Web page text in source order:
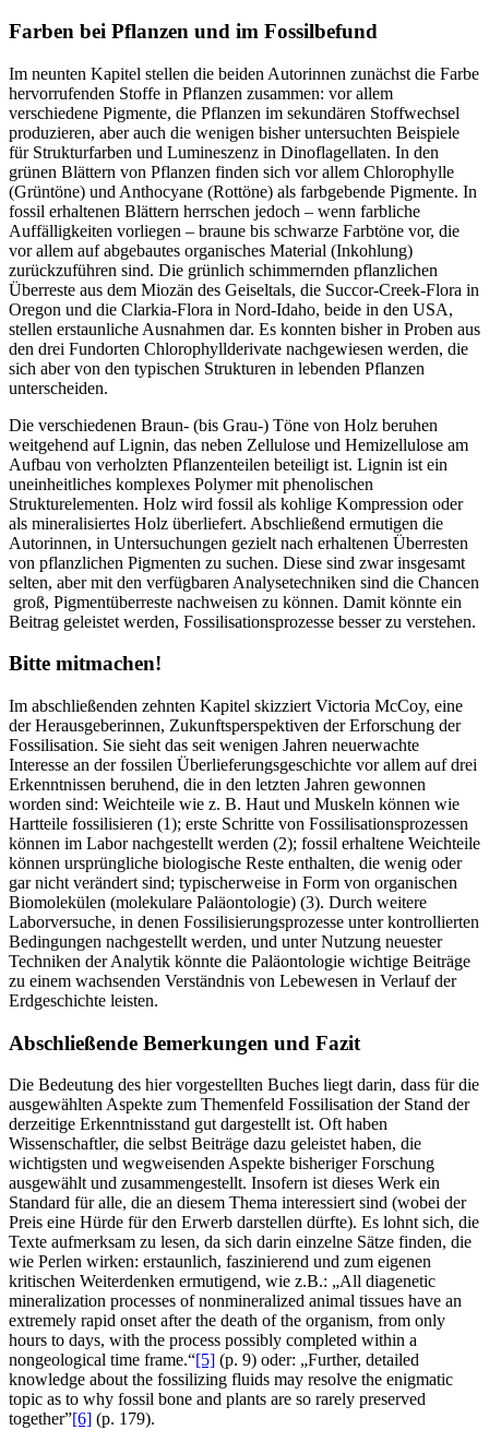
Farben bei Pflanzen und im Fossilbefund
Im neunten Kapitel stellen die beiden Autorinnen zunächst die Farbe
hervorrufenden Stoffe in Pflanzen zusammen: vor allem
verschiedene Pigmente, die Pflanzen im sekundären Stoffwechsel
produzieren, aber auch die wenigen bisher untersuchten Beispiele
für Strukturfarben und Lumineszenz in Dinoflagellaten. In den
grünen Blättern von Pflanzen finden sich vor allem Chlorophylle
(Grüntöne) und Anthocyane (Rottöne) als farbgebende Pigmente. In
fossil erhaltenen Blättern herrschen jedoch – wenn farbliche
Auffälligkeiten vorliegen – braune bis schwarze Farbtöne vor, die
vor allem auf abgebautes organisches Material (Inkohlung)
zurückzuführen sind. Die grünlich schimmernden pflanzlichen
Überreste aus dem Miozän des Geiseltals, die Succor-Creek-Flora in
Oregon und die Clarkia-Flora in Nord-Idaho, beide in den USA,
stellen erstaunliche Ausnahmen dar. Es konnten bisher in Proben aus
den drei Fundorten Chlorophyllderivate nachgewiesen werden, die
sich aber von den typischen Strukturen in lebenden Pflanzen
unterscheiden.
Die verschiedenen Braun- (bis Grau-) Töne von Holz beruhen
weitgehend auf Lignin, das neben Zellulose und Hemizellulose am
Aufbau von verholzten Pflanzenteilen beteiligt ist. Lignin ist ein
uneinheitliches komplexes Polymer mit phenolischen
Strukturelementen. Holz wird fossil als kohlige Kompression oder
als mineralisiertes Holz überliefert. Abschließend ermutigen die
Autorinnen, in Untersuchungen gezielt nach erhaltenen Überresten
von pflanzlichen Pigmenten zu suchen. Diese sind zwar insgesamt
selten, aber mit den verfügbaren Analysetechniken sind die Chancen
groß, Pigmentüberreste nachweisen zu können. Damit könnte ein
Beitrag geleistet werden, Fossilisationsprozesse besser zu verstehen.
Bitte mitmachen!
Im abschließenden zehnten Kapitel skizziert Victoria McCoy, eine
der Herausgeberinnen, Zukunftsperspektiven der Erforschung der
Fossilisation. Sie sieht das seit wenigen Jahren neuerwachte
Interesse an der fossilen Überlieferungsgeschichte vor allem auf drei
Erkenntnissen beruhend, die in den letzten Jahren gewonnen
worden sind: Weichteile wie z. B. Haut und Muskeln können wie
Hartteile fossilisieren (1); erste Schritte von Fossilisationsprozessen
können im Labor nachgestellt werden (2); fossil erhaltene Weichteile
können ursprüngliche biologische Reste enthalten, die wenig oder
gar nicht verändert sind; typischerweise in Form von organischen
Biomolekülen (molekulare Paläontologie) (3). Durch weitere
Laborversuche, in denen Fossilisierungsprozesse unter kontrollierten
Bedingungen nachgestellt werden, und unter Nutzung neuester
Techniken der Analytik könnte die Paläontologie wichtige Beiträge
zu einem wachsenden Verständnis von Lebewesen in Verlauf der
Erdgeschichte leisten.
Abschließende Bemerkungen und Fazit
Die Bedeutung des hier vorgestellten Buches liegt darin, dass für die
ausgewählten Aspekte zum Themenfeld Fossilisation der Stand der
derzeitige Erkenntnisstand gut dargestellt ist. Oft haben
Wissenschaftler, die selbst Beiträge dazu geleistet haben, die
wichtigsten und wegweisenden Aspekte bisheriger Forschung
ausgewählt und zusammengestellt. Insofern ist dieses Werk ein
Standard für alle, die an diesem Thema interessiert sind (wobei der
Preis eine Hürde für den Erwerb darstellen dürfte). Es lohnt sich, die
Texte aufmerksam zu lesen, da sich darin einzelne Sätze finden, die
wie Perlen wirken: erstaunlich, faszinierend und zum eigenen
kritischen Weiterdenken ermutigend, wie z.B.: „All diagenetic
mineralization processes of nonmineralized animal tissues have an
extremely rapid onset after the death of the organism, from only
hours to days, with the process possibly completed within a
nongeological time frame.“[5] (p. 9) oder: „Further, detailed
knowledge about the fossilizing fluids may resolve the enigmatic
topic as to why fossil bone and plants are so rarely preserved
together”[6] (p. 179).